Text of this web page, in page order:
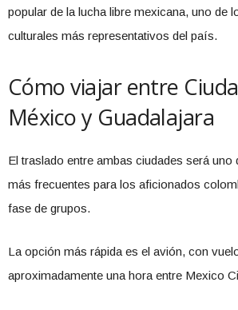
popular de la lucha libre mexicana, uno de
culturales más representativos del país.
Cómo viajar entre
México y Guadalajara
El traslado entre ambas ciudades será
más frecuentes para los aficionados
fase de grupos.
La opción más rápida es el avión, con
aproximadamente una hora entre Mexico